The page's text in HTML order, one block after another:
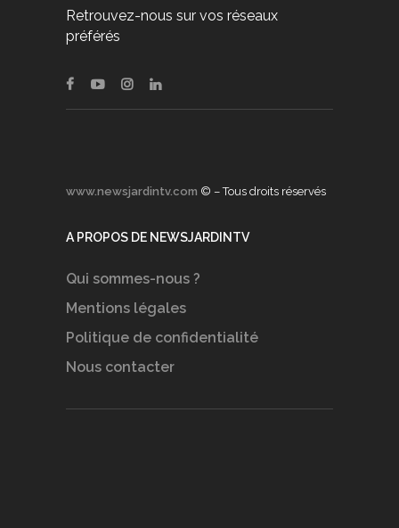
Retrouvez-nous sur vos réseaux
préférés
www.newsjardintv.com © – Tous droits réservés
A PROPOS DE NEWSJARDINTV
Qui sommes-nous ?
Mentions légales
Politique de confidentialité
Nous contacter